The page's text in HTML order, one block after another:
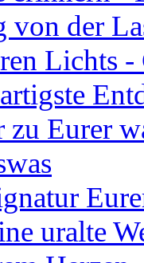
von der
Lichts
zu Eurer
uralte